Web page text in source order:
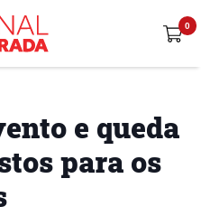
e queda
para os